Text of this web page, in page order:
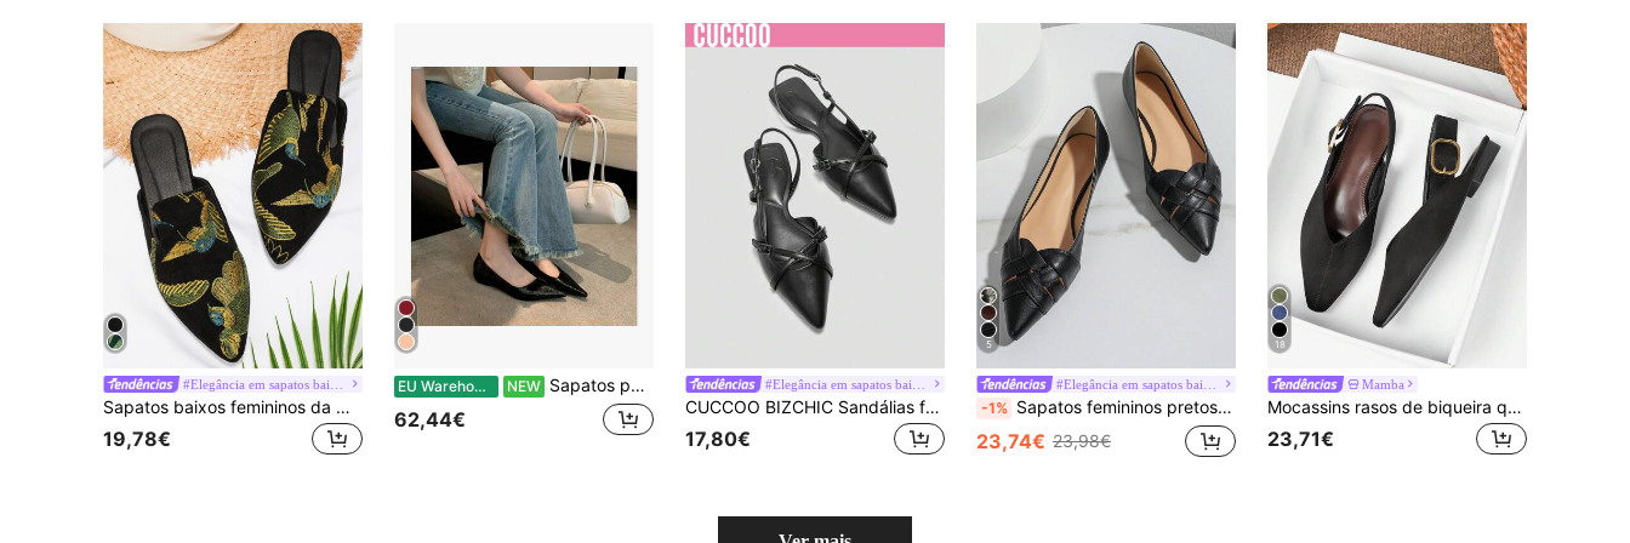
Sapatos baixos femininos da moda outono/inverno com bordado de pássaros, estilo mules
19,78€
EU Warehouse NEW Sapatos para mulheres
62,44€
CUCCOO BIZCHIC Sandálias femininas de tiras finas e bico
17,80€
5
-1% Sapatos femininos pretos, sem salto e com sola macia, lançamento de outono de 2025 (parte superior aleatória)
23,74€ 23,98€
18
Mamba
Mocassins rasos de biqueira quadrada para mulher, novo modelo primavera/verão 2026, mocassins de condução com decote baixo, sapatos casuais de trabalho para exterior, sola macia, estilo britânico, tamanhos grandes 41-43
23,71€